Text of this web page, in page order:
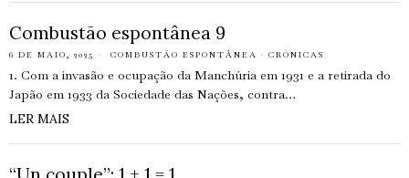
Combustão espontânea 9
6 DE MAIO, 2025 COMBUSTÃO ESPONTÂNEA · CRÓNICAS
1. Com a invasão e ocupação da Manchúria em 1931 e a retirada do
Japão em 1933 da Sociedade das Nações, contra…
LER MAIS